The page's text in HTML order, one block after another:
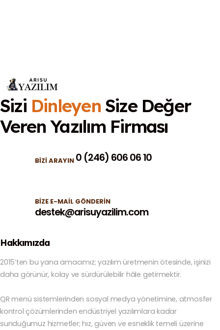
Sizi DinleyenSize Değer
VerenYazılım Firması
BIZI ARAYIN 0 (246) 606 06 10
BIZE E-MAIL GÖNDERIN
destek@arisuyazilim.com
Hakkımızda
2015’ten bu yana amacımız; yazılım üretmenin ötesinde, işinizi
daha görünür, kolay ve sürdürülebilir hâle getirmektir.
QR menü sistemlerinden sosyal medya yönetimine, atmosfer
kontrol çözümlerinden endüstriyel yazılımlara kadar
sunduğumuz hizmetler; hız, güven ve esneklik temeli üzerine